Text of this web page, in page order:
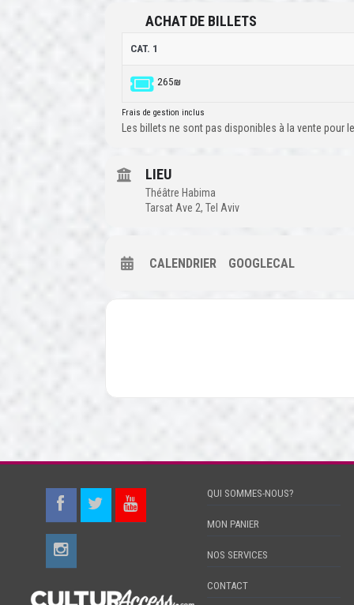
ACHAT DE BILLETS
CAT. 1
265₪
Frais de gestion inclus
Les billets ne sont pas disponibles à la vente pour
LIEU
Théâtre Habima
Tarsat Ave 2, Tel Aviv
CALENDRIER GOOGLECAL
QUI SOMMES-NOUS?
MON PANIER
NOS SERVICES
CONTACT